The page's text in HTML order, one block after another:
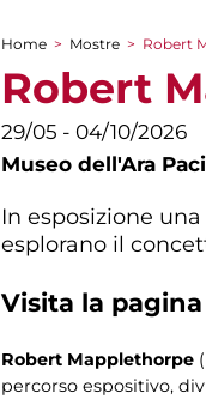
Tu sei qui
Home > Mostre > Robert
Robert
29/05 - 04/10/2026
Museo dell'Ara
In esposizione
esplorano il
Visita la pagina
Robert Mapplethorpe
percorso espositivo,